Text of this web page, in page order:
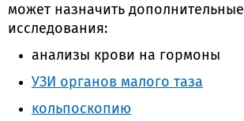
может назначить дополнительные
исследования:
анализы крови на гормоны
УЗИ органов малого таза
кольпоскопию